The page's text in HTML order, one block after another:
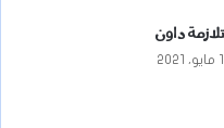
داون
1 مايو، 2021